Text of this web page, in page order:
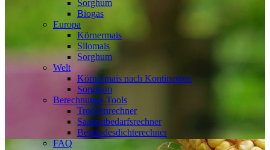
Sorghum
Biogas
Europa
Körnermais
Silomais
Sorghum
Welt
Körnermais nach Kontinenten
Sorghum
Berechnungs-Tools
Trockenrechner
Saatgutbedarfsrechner
Bestandesdichterechner
FAQ